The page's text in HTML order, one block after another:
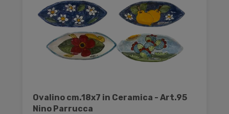
Ovalino cm.18x7 in Ceramica - Art.95
Nino Parrucca